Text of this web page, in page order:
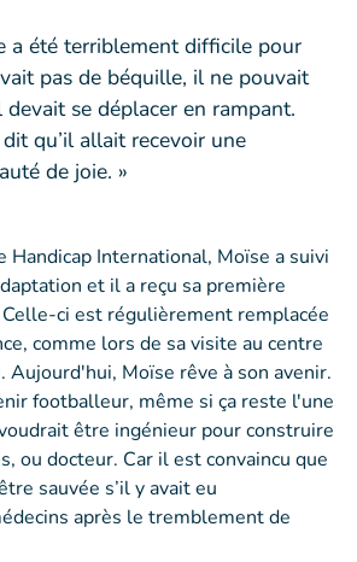
a été terriblement difficile pour
pas de béquille, il ne pouvait
devait se déplacer en rampant.
dit qu’il allait recevoir une
de joie. »
Handicap International, Moïse a suivi
et il a reçu sa première
ci est régulièrement remplacée
comme lors de sa visite au centre
Aujourd'hui, Moïse rêve à son avenir.
footballeur, même si ça reste l'une
être ingénieur pour construire
ou docteur. Car il est convaincu que
sauvée s’il y avait eu
après le tremblement de